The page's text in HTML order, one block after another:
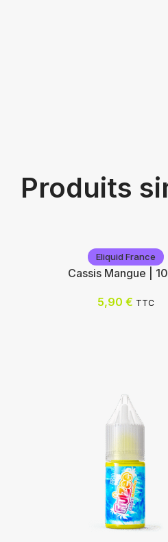
Produits
Eliquid France
Cassis Mangue |
5,90 € TTC